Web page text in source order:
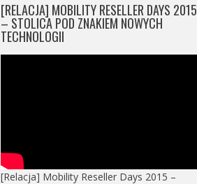
[RELACJA] MOBILITY RESELLER DAYS 2015
– STOLICA POD ZNAKIEM NOWYCH
TECHNOLOGII
[Relacja] Mobility Reseller Days 2015 –